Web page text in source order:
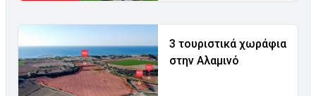
3 τουριστικά χωράφια
στην Αλαμινό